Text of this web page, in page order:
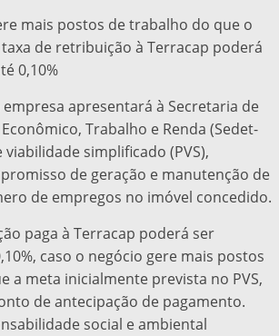
mais postos de trabalho do que o
de retribuição à Terracap poderá
0,10%
apresentará à Secretaria de
Trabalho e Renda (Sedet-
simplificado (PVS),
de geração e manutenção de
de empregos no imóvel concedido.
paga à Terracap poderá ser
caso o negócio gere mais postos
a meta inicialmente prevista no PVS,
de antecipação de pagamento.
social e ambiental